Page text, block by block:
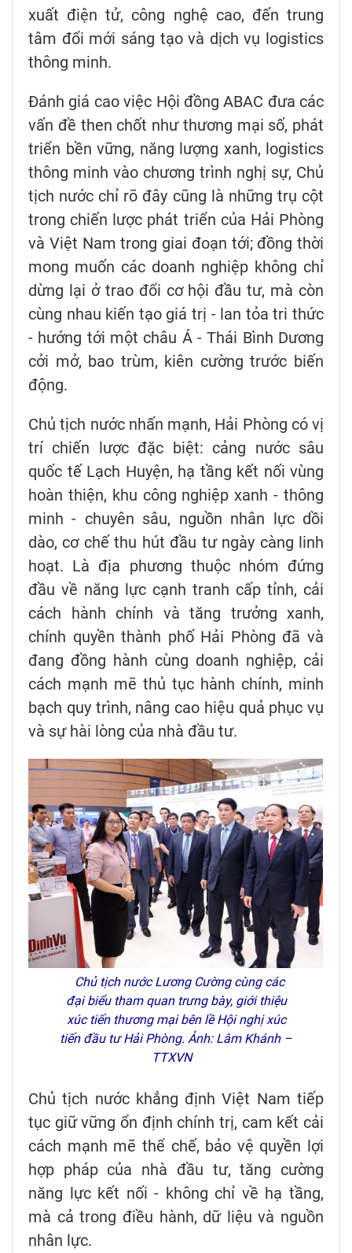
xuất điện tử, công nghệ cao, đến trung
tâm đổi mới sáng tạo và dịch vụ logistics
thông minh.
Đánh giá cao việc Hội đồng ABAC đưa các
vấn đề then chốt như thương mại số, phát
triển bền vững, năng lượng xanh, logistics
thông minh vào chương trình nghị sự, Chủ
tịch nước chỉ rõ đây cũng là những trụ cột
trong chiến lược phát triển của Hải Phòng
và Việt Nam trong giai đoạn tới; đồng thời
mong muốn các doanh nghiệp không chỉ
dừng lại ở trao đổi cơ hội đầu tư, mà còn
cùng nhau kiến tạo giá trị - lan tỏa tri thức
- hướng tới một châu Á - Thái Bình Dương
cởi mở, bao trùm, kiên cường trước biến
động.
Chủ tịch nước nhấn mạnh, Hải Phòng có vị
trí chiến lược đặc biệt: cảng nước sâu
quốc tế Lạch Huyện, hạ tầng kết nối vùng
hoàn thiện, khu công nghiệp xanh - thông
minh - chuyên sâu, nguồn nhân lực dồi
dào, cơ chế thu hút đầu tư ngày càng linh
hoạt. Là địa phương thuộc nhóm đứng
đầu về năng lực cạnh tranh cấp tỉnh, cải
cách hành chính và tăng trưởng xanh,
chính quyền thành phố Hải Phòng đã và
đang đồng hành cùng doanh nghiệp, cải
cách mạnh mẽ thủ tục hành chính, minh
bạch quy trình, nâng cao hiệu quả phục vụ
và sự hài lòng của nhà đầu tư.
Chủ tịch nước Lương Cường cùng các
đại biểu tham quan trưng bày, giới thiệu
xúc tiến thương mại bên lề Hội nghị xúc
tiến đầu tư Hải Phòng. Ảnh: Lâm Khánh –
TTXVN
Chủ tịch nước khẳng định Việt Nam tiếp
tục giữ vững ổn định chính trị, cam kết cải
cách mạnh mẽ thể chế, bảo vệ quyền lợi
hợp pháp của nhà đầu tư, tăng cường
năng lực kết nối - không chỉ về hạ tầng,
mà cả trong điều hành, dữ liệu và nguồn
nhân lực.